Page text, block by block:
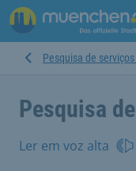
Pesquisa de
Pesquisa
Ler em voz alta